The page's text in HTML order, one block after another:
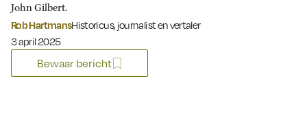
John Gilbert.
Rob HartmansHistoricus, journalist en vertaler
Gepubliceerd op:
3 april 2025
Bewaar bericht